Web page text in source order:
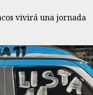
vivirá una jornada